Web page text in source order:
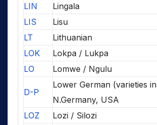
LIN
Lingala
LIS
Lisu
LT
Lithuanian
LOK
Lokpa / Lukpa
LO
Lomwe / Ngulu
D-P
Lower German (varieties in
N.Germany, USA
LOZ
Lozi / Silozi